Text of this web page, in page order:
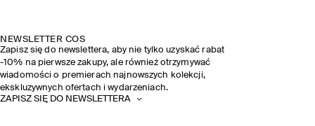
NEWSLETTER COS
Zapisz się do newslettera, aby nie tylko uzyskać rabat
-10% na pierwsze zakupy, ale również otrzymywać
wiadomości o premierach najnowszych kolekcji,
ekskluzywnych ofertach i wydarzeniach.
ZAPISZ SIĘ DO NEWSLETTERA